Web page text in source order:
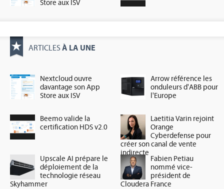
Store aux ISV
ARTICLES À LA UNE
Nextcloud ouvre
davantage son App
Store aux ISV
Arrow référence les
onduleurs d'ABB pour
l'Europe
Beemo valide la
certification HDS v2.0
Laetitia Varin rejoint
Orange
Cyberdefense pour
créer son canal de vente
indirecte
Upscale AI prépare le
déploiement de la
technologie réseau
Skyhammer
Fabien Petiau
nommé vice-
président de
Cloudera France